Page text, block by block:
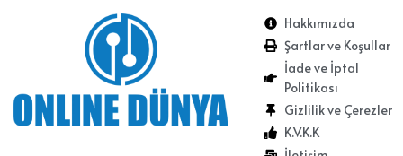
Hakkımızda
Şartlar ve Koşullar
İade ve İptal
Politikası
Gizlilik ve Çerezler
K.V.K.K